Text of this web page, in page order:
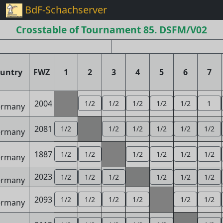
BdF-Schachserver
Crosstable of Tournament 85. DSFM/V02
FWZ 1 2 3 4 5 6 7
2004 1/2 1/2 1/2 1/2 1/2 1
2081 1/2 1/2 1/2 1/2 1/2 1/2
1887 1/2 1/2 1/2 1/2 1/2 1/2
2023 1/2 1/2 1/2 1/2 1/2 1/2
2093 1/2 1/2 1/2 1/2 1/2 1/2